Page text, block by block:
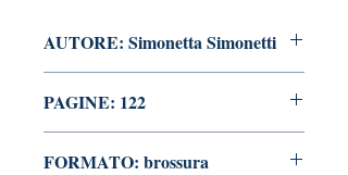
AUTORE: Simonetta Simonetti
PAGINE: 122
FORMATO: brossura